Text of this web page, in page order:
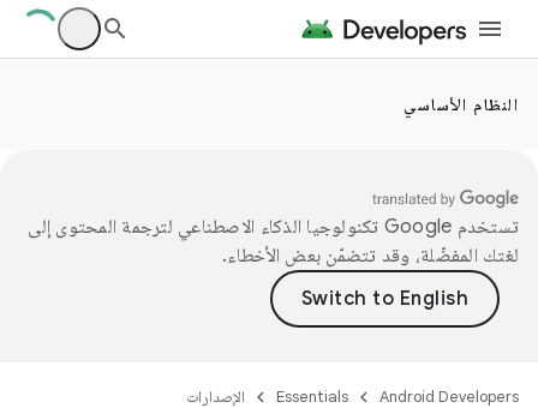
النظام الأساسي
تستخدم Google تكنولوجيا الذكاء الاصطناعي لترجمة المحتوى إلى
لغتك المفضّلة، وقد تتضمّن بعض الأخطاء.
Android Developers
Essentials الإصدارات